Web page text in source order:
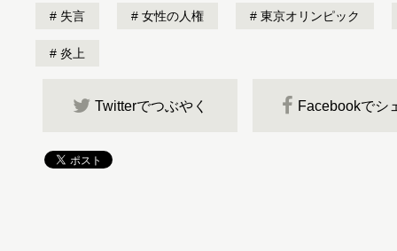
失言 女性の人権 東京オリンピック
炎上
Twitterでつぶやく Facebookでシ